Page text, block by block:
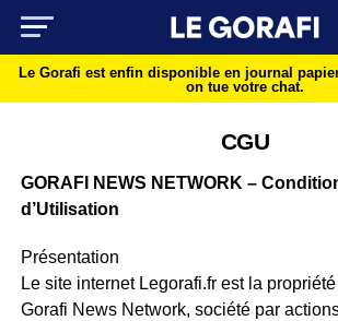
Le Gorafi est enfin disponible en journal
on tue votre chat.
CGU
GORAFI NEWS NETWORK –
d’Utilisation
Présentation
Le site internet Legorafi.fr est la
Gorafi News Network, société par